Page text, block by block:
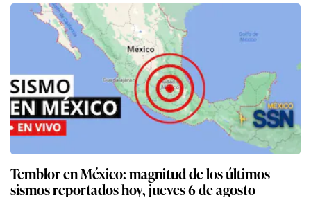
Temblor en México: magnitud de los últimos
sismos reportados hoy, jueves 6 de agosto